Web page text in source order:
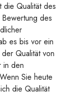
die Qualität des
des
es bis vor ein
Qualität von
in den
Sie heute
die Qualität